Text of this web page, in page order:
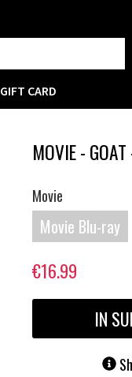
GIFT CARD
MOVIE -
Movie
Movie Blu-ray
€16.99
IN